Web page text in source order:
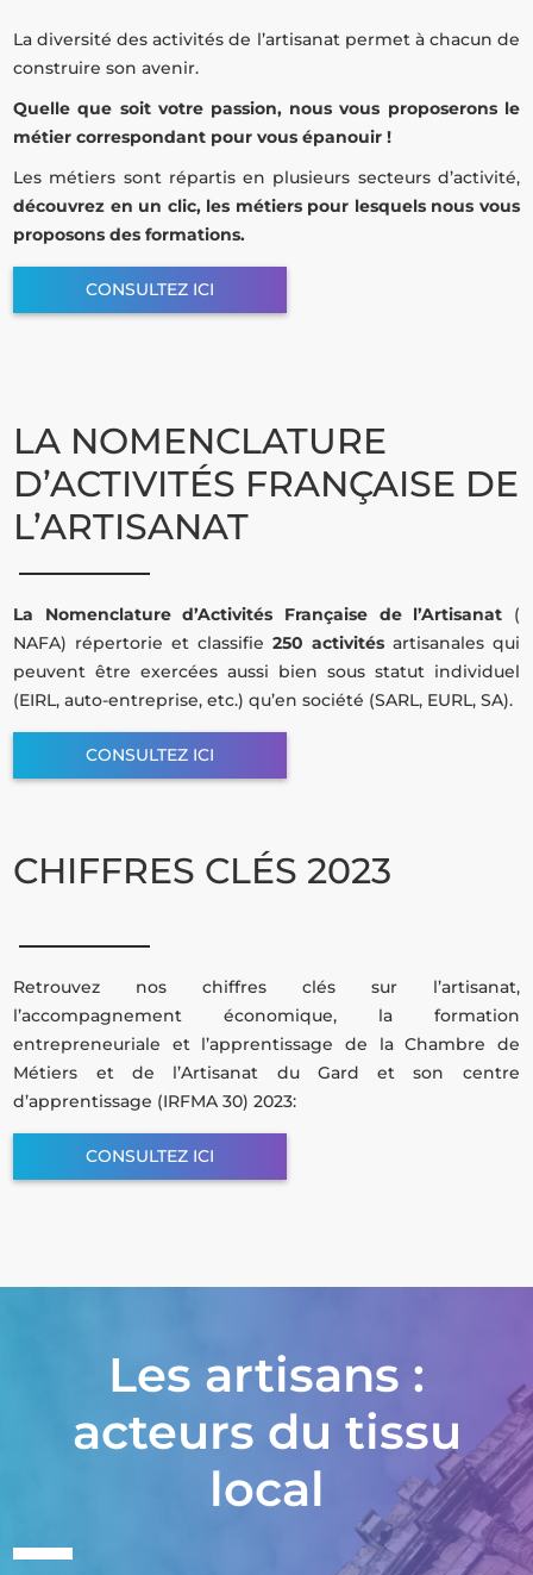
La diversité des activités de l’artisanat permet à chacun de
construire son avenir.
Quelle que soit votre passion, nous vous proposerons le
métier correspondant pour vous épanouir !
Les métiers sont répartis en plusieurs secteurs d’activité,
découvrez en un clic, les métiers pour lesquels nous vous
proposons des formations.
CONSULTEZ ICI
LA NOMENCLATURE
D’ACTIVITÉS FRANÇAISE DE
L’ARTISANAT
La Nomenclature d’Activités Française de l’Artisanat (
NAFA) répertorie et classifie 250 activitésartisanales qui
peuvent être exercées aussi bien sous statut individuel
(EIRL, auto-entreprise, etc.) qu’en société (SARL, EURL, SA).
CONSULTEZ ICI
CHIFFRES CLÉS 2023
Retrouvez nos chiffres clés sur l’artisanat,
l’accompagnement économique, la formation
entrepreneuriale et l’apprentissage de la Chambre de
Métiers et de l’Artisanat du Gard et son centre
d’apprentissage (IRFMA 30) 2023:
CONSULTEZ ICI
Les artisans :
acteurs du tissu
local